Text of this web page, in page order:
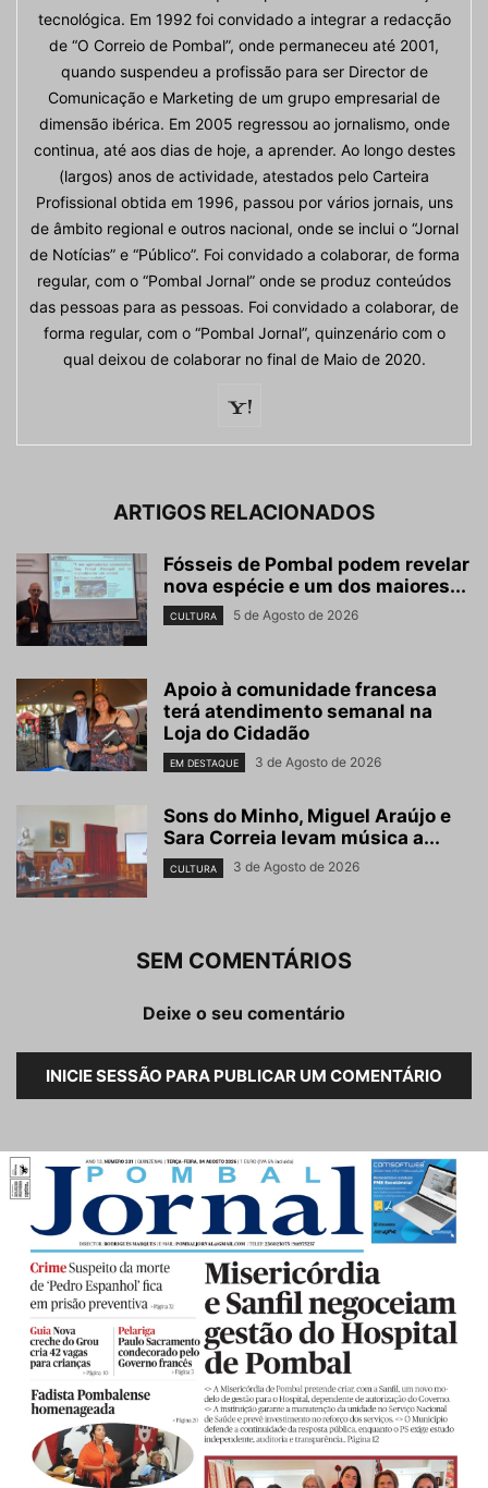
tecnológica. Em 1992 foi convidado a integrar a redacção
de “O Correio de Pombal”, onde permaneceu até 2001,
quando suspendeu a profissão para ser Director de
Comunicação e Marketing de um grupo empresarial de
dimensão ibérica. Em 2005 regressou ao jornalismo, onde
continua, até aos dias de hoje, a aprender. Ao longo destes
(largos) anos de actividade, atestados pelo Carteira
Profissional obtida em 1996, passou por vários jornais, uns
de âmbito regional e outros nacional, onde se inclui o “Jornal
de Notícias” e “Público”. Foi convidado a colaborar, de forma
regular, com o “Pombal Jornal” onde se produz conteúdos
das pessoas para as pessoas. Foi convidado a colaborar, de
forma regular, com o “Pombal Jornal”, quinzenário com o
qual deixou de colaborar no final de Maio de 2020.
ARTIGOS RELACIONADOS
Fósseis de Pombal podem revelar
nova espécie e um dos maiores...
CULTURA 5 de Agosto de 2026
Apoio à comunidade francesa
terá atendimento semanal na
Loja do Cidadão
EM DESTAQUE 3 de Agosto de 2026
Sons do Minho, Miguel Araújo e
Sara Correia levam música a...
CULTURA 3 de Agosto de 2026
SEM COMENTÁRIOS
Deixe o seu comentário
INICIE SESSÃO PARA PUBLICAR UM COMENTÁRIO